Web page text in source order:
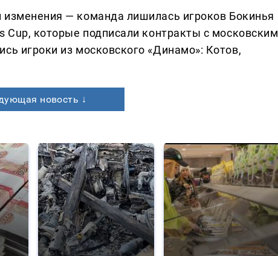
— команда лишилась игроков Бокинья
Cup, которые подписали контракты с московским
игроки из московского «Динамо»: Котов,
новость ↓